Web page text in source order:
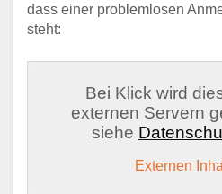
dass einer problemlosen
steht:
Bei Klick wird
externen Servern
siehe
Externen